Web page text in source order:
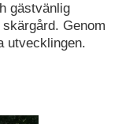
gästvänlig
Genom
utvecklingen.